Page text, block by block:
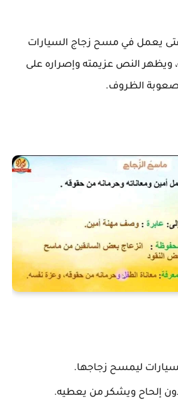
يعمل في مسح زجاج السيارات
النص عزيمته وإصراره على
صعوبة الظروف.
ليمسح زجاجها.
إلحاح ويشكر من يعطيه.